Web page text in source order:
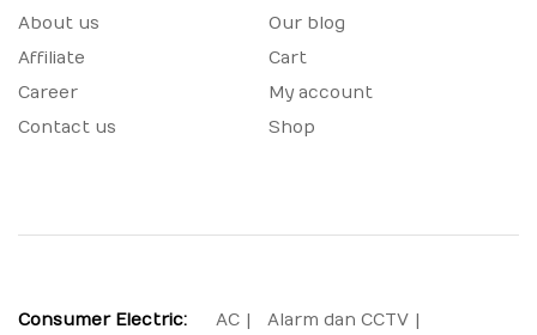
About us
Affiliate
Career
Contact us
Our blog
Cart
My account
Shop
Consumer Electric: AC
Alarm dan CCTV